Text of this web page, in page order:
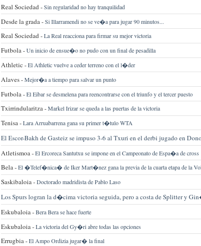
Real Sociedad -Sin regularidad no hay tranquilidad
Desde la grada -Si Illarramendi no se ve�a para jugar 90 minutos...
Real Sociedad -La Real reacciona para firmar su mejor victoria
Futbola -Un inicio de ensue�o no pudo con un final de pesadilla
Athletic -El Athletic vuelve a ceder terreno con el l�der
Alaves -Mejor�a a tiempo para salvar un punto
Futbola -El Eibar se desmelena para reencontrarse con el triunfo y el tercer puesto
Txirrindularitza -Markel Irizar se queda a las puertas de la victoria
Tenisa -Lara Arruabarrena gana su primer t�tulo WTA
El Escor-Bakh de Gasteiz se impuso 3-6 al Txuri en el derbi jugado en
Atletismoa -El Ercoreca Santutxu se impone en el Campeonato de Espa�a de cross
Bela -El �Telef�nica� de Iker Mart�nez gana la previa de la cuarta etapa de la
Saskibaloia -Doctorado madridista de Pablo Laso
Los Spurs logran la d�cima victoria seguida, pero a costa de Splitter y
Eskubaloia -Bera Bera se hace fuerte
Eskubaloia -La victoria del Gy�ri abre todas las opciones
Errugbia -El Ampo Ordizia jugar� la final